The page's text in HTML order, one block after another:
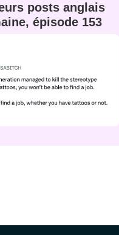
posts anglais
épisode 153